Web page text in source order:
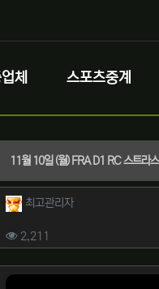
체 스포츠중계
11월 10일 (월) FRA D1 RC 스트라
작성자 정보
최고관리자작성
컨텐츠 정보
2,211
본문